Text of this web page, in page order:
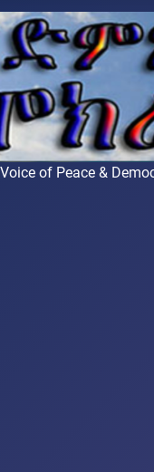
&